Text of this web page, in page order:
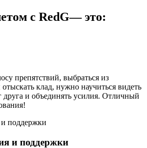
с RedG— это:
препятствий, выбраться из
клад, нужно научиться видеть
друга и объединять усилия. Отличный
и поддержки